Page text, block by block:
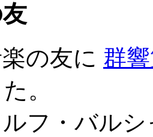
の友に 群
。
フ・バル